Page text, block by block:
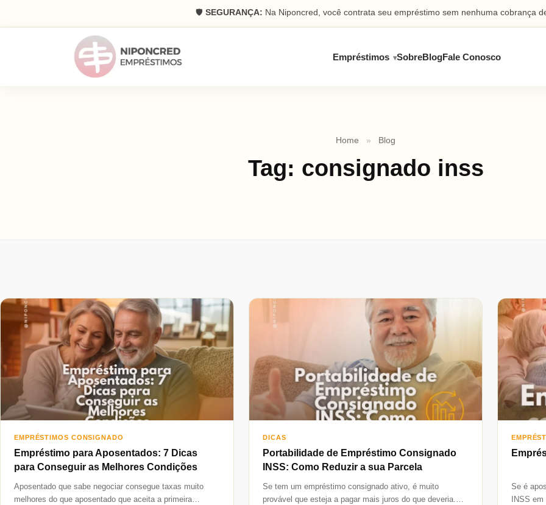
🛡️ SEGURANÇA: Na Niponcred, você contrata seu empréstimo sem nenhuma cobrança
Empréstimos SobreBlogFale Conosco
Home » Blog
Tag: consignado inss
EMPRÉSTIMOS CONSIGNADO
Empréstimo para Aposentados: 7 Dicas
para Conseguir as Melhores Condições
Aposentado que sabe negociar consegue taxas muito
melhores do que aposentado que aceita a primeira
DICAS
Portabilidade de Empréstimo Consignado
INSS: Como Reduzir a sua Parcela
Se tem um empréstimo consignado ativo, é muito
provável que esteja a pagar mais juros do que deveria.
Se é
INSS em